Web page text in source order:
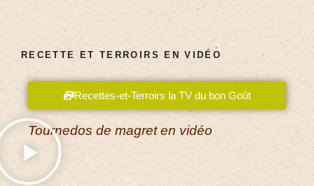
RECETTE ET TERROIRS EN VIDÉO
Recettes-et-Terroirs la TV du bon Goût
Tournedos de magret en vidéo